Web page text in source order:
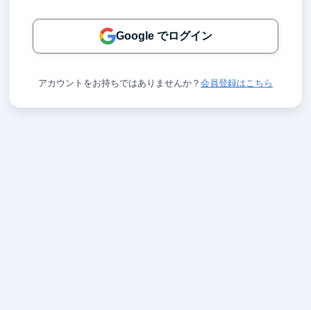
Google でログイン
アカウントをお持ちではありませんか？ 会員登録はこちら